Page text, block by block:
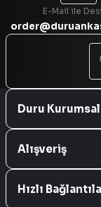
E-Mail ile
Duru Kurumsal
Alışveriş
Hızlı